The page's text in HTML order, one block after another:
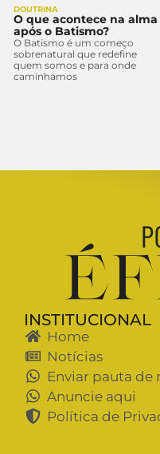
DOUTRINA
O que acontece na alma
após o Batismo?
O Batismo é um começo
sobrenatural que redefine
quem somos e para onde
caminhamos
INSTITUCIONAL
Home
Notícias
Enviar pauta de
Anuncie aqui
Política de